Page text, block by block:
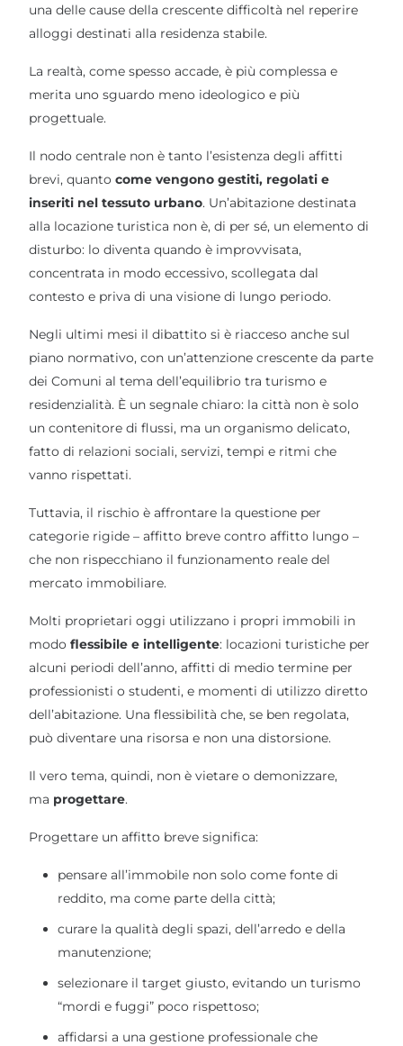
una delle cause della crescente difficoltà nel reperire
alloggi destinati alla residenza stabile.
La realtà, come spesso accade, è più complessa e
merita uno sguardo meno ideologico e più
progettuale.
Il nodo centrale non è tanto l’esistenza degli affitti
brevi, quantocome vengono gestiti, regolati e
inseriti nel tessuto urbano. Un’abitazione destinata
alla locazione turistica non è, di per sé, un elemento di
disturbo: lo diventa quando è improvvisata,
concentrata in modo eccessivo, scollegata dal
contesto e priva di una visione di lungo periodo.
Negli ultimi mesi il dibattito si è riacceso anche sul
piano normativo, con un’attenzione crescente da parte
dei Comuni al tema dell’equilibrio tra turismo e
residenzialità. È un segnale chiaro: la città non è solo
un contenitore di flussi, ma un organismo delicato,
fatto di relazioni sociali, servizi, tempi e ritmi che
vanno rispettati.
Tuttavia, il rischio è affrontare la questione per
categorie rigide – affitto breve contro affitto lungo –
che non rispecchiano il funzionamento reale del
mercato immobiliare.
Molti proprietari oggi utilizzano i propri immobili in
modoflessibile e intelligente: locazioni turistiche per
alcuni periodi dell’anno, affitti di medio termine per
professionisti o studenti, e momenti di utilizzo diretto
dell’abitazione. Una flessibilità che, se ben regolata,
può diventare una risorsa e non una distorsione.
Il vero tema, quindi, non è vietare o demonizzare,
ma progettare.
Progettare un affitto breve significa:
pensare all’immobile non solo come fonte di
reddito, ma come parte della città;
curare la qualità degli spazi, dell’arredo e della
manutenzione;
selezionare il target giusto, evitando un turismo
“mordi e fuggi” poco rispettoso;
affidarsi a una gestione professionale che